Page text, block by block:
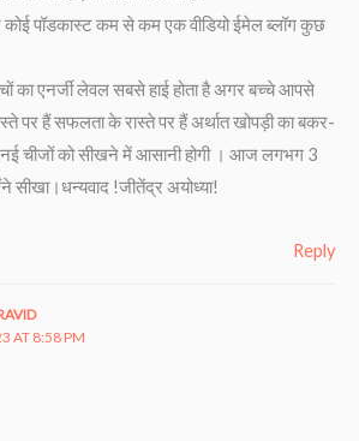
पॉडकास्ट कम से कम एक वीडियो ईमेल ब्लॉग कुछ
का एनर्जी लेवल सबसे हाई होता है अगर बच्चे आपसे
पर हैं सफलता के रास्ते पर हैं अर्थात खोपड़ी का बकर-
नई चीजों को सीखने में आसानी होगी । आज लगभग 3
सीखा।धन्यवाद !जीतेंद्र अयोध्या!
Reply
AT 8:58 PM